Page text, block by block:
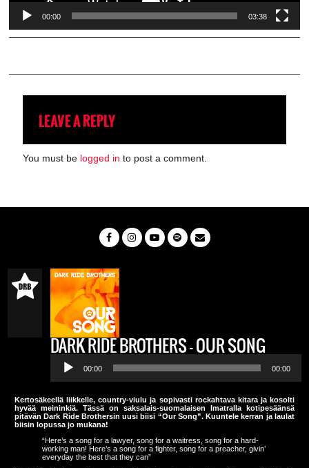
00:00 03:38
LEAVE A REPLY
You must be logged in to post a comment.
DARK RIDE BROTHERS – OUR SONG
Player
00:00 00:00
Kertosäkeellä liikkelle, country-viulu ja sopivasti rockahtava kitara ja kosolti
hyvää meininkiä. Tässä on saksalais-suomalaisen Imatralla kotipesäänsä
pitävän Dark Ride Brothersin uusi biisi “Our Song”. Kuuntele kerran ja laulat
biisin lopussa jo mukana!
“Here’s a song for a lawyer, song for a waitress, song for a hard-
working man! Here’s a song for a fighter, song for a preacher, givin’
everyday the best that they can”